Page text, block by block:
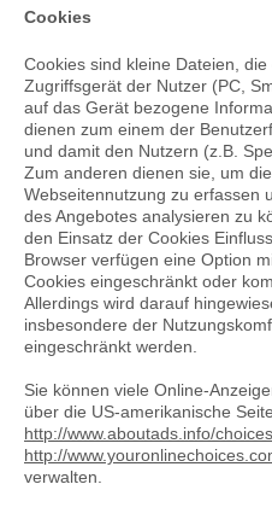
Cookies
Cookies sind kleine Dateien,
Zugriffsgerät der Nutzer (PC,
auf das Gerät bezogene
dienen zum einem der
und damit den Nutzern (z.B.
Zum anderen dienen sie, um
Webseitennutzung zu erfassen
des Angebotes analysieren zu
den Einsatz der Cookies
Browser verfügen eine Option
Cookies eingeschränkt oder
Allerdings wird darauf
insbesondere der
eingeschränkt werden.
Sie können viele Online-
über die US-amerikanische Seite
http://www.aboutads.info/
http://
verwalten.